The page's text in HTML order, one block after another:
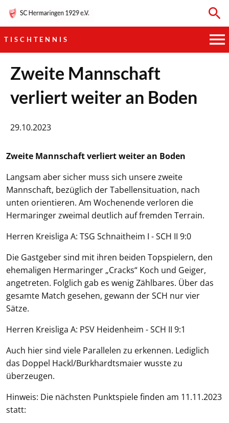
TISCHTENNIS
HAUPTVEREIN
SPORTKEGELN
TISCHTENNIS
BOGENSCHIESSEN
Zweite Mannschaft
verliert weiter an Boden
29.10.2023
Zweite Mannschaft verliert weiter an Boden
Langsam aber sicher muss sich unsere zweite
Mannschaft, bezüglich der Tabellensituation, nach
unten orientieren. Am Wochenende verloren die
Hermaringer zweimal deutlich auf fremden Terrain.
Herren Kreisliga A: TSG Schnaitheim I - SCH II 9:0
Die Gastgeber sind mit ihren beiden Topspielern, den
ehemaligen Hermaringer „Cracks“ Koch und Geiger,
angetreten. Folglich gab es wenig Zählbares. Über das
gesamte Match gesehen, gewann der SCH nur vier
Sätze.
Herren Kreisliga A: PSV Heidenheim - SCH II 9:1
Auch hier sind viele Parallelen zu erkennen. Lediglich
das Doppel Hackl/Burkhardtsmaier wusste zu
überzeugen.
Hinweis: Die nächsten Punktspiele finden am 11.11.2023
statt: